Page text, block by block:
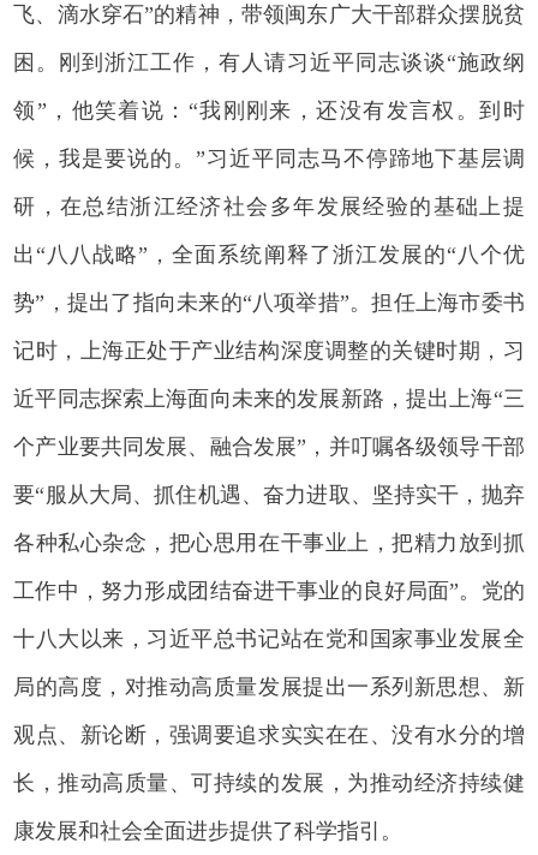
飞、滴水穿石”的精神，带领闽东广大干部群众摆脱贫
困。刚到浙江工作，有人请习近平同志谈谈“施政纲
领”，他笑着说：“我刚刚来，还没有发言权。到时
候，我是要说的。”习近平同志马不停蹄地下基层调
研，在总结浙江经济社会多年发展经验的基础上提
出“八八战略”，全面系统阐释了浙江发展的“八个优
势”，提出了指向未来的“八项举措”。担任上海市委书
记时，上海正处于产业结构深度调整的关键时期，习
近平同志探索上海面向未来的发展新路，提出上海“三
个产业要共同发展、融合发展”，并叮嘱各级领导干部
要“服从大局、抓住机遇、奋力进取、坚持实干，抛弃
各种私心杂念，把心思用在干事业上，把精力放到抓
工作中，努力形成团结奋进干事业的良好局面”。党的
十八大以来，习近平总书记站在党和国家事业发展全
局的高度，对推动高质量发展提出一系列新思想、新
观点、新论断，强调要追求实实在在、没有水分的增
长，推动高质量、可持续的发展，为推动经济持续健
康发展和社会全面进步提供了科学指引。